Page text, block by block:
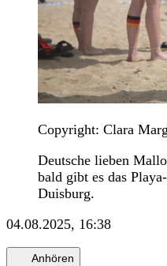
Copyright: Clara
Deutsche lieben
bald gibt es das
Duisburg.
04.08.2025, 16:38
Anhören